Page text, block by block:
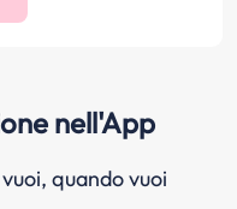
nell'App
quando vuoi